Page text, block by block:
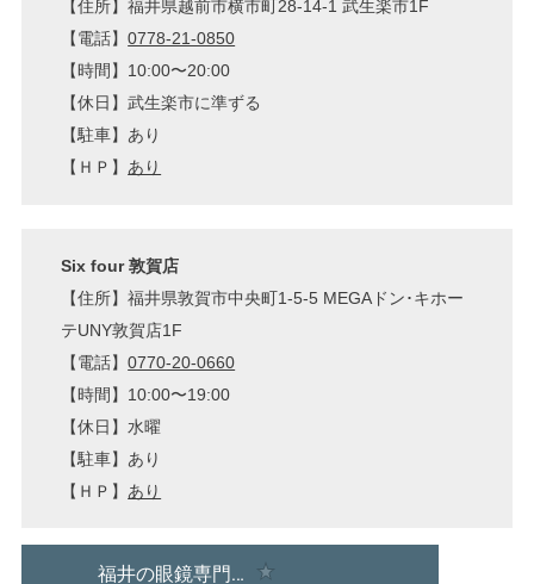
【住所】福井県越前市横市町28-14-1 武生楽市1F
【電話】0778-21-0850
【時間】10:00〜20:00
【休日】武生楽市に準ずる
【駐車】あり
【ＨＰ】あり
Six four 敦賀店
【住所】福井県敦賀市中央町1-5-5 MEGAドン･キホー
テUNY敦賀店1F
【電話】0770-20-0660
【時間】10:00〜19:00
【休日】水曜
【駐車】あり
【ＨＰ】 あり